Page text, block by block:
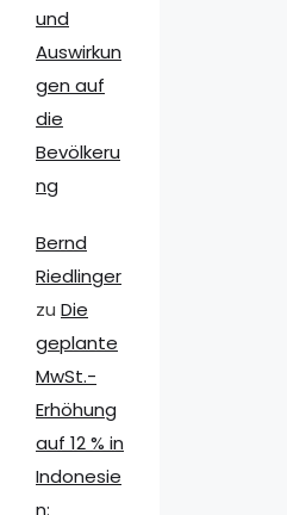
und
Auswirkun
gen auf
die
Bevölkeru
ng
Bernd
Riedlinger
zu Die
geplante
MwSt.-
Erhöhung
auf 12 % in
Indonesie
n: